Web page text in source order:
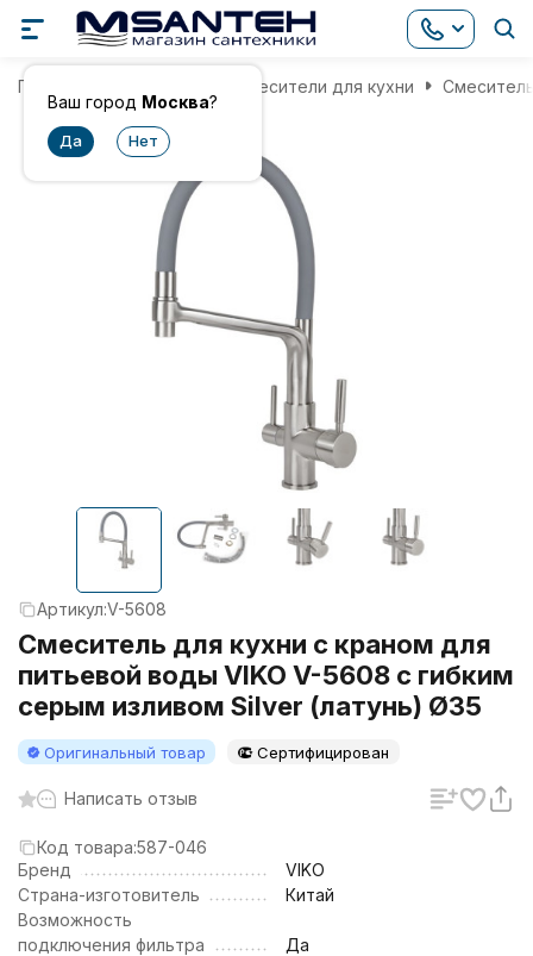
Ваш город Москва?
Главная Смесители для кухни
Артикул:V-5608
Смеситель для кухни с краном для
питьевой воды VIKO V-5608 с гибким
серым изливом Silver (латунь) Ø35
Оригинальный товар Сертифицирован
Написать отзыв
Код товара:587-046
Бренд
VIKO
Страна-изготовитель
Китай
Возможность
подключения фильтра
Да